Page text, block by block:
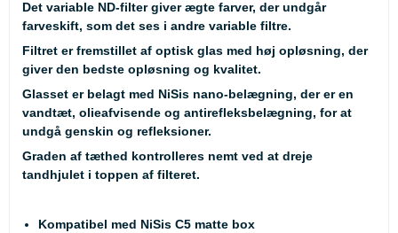
Det variable ND-filter giver ægte farver, der undgår
farveskift, som det ses i andre variable filtre.
Filtret er fremstillet af optisk glas med høj opløsning, der
giver den bedste opløsning og kvalitet.
Glasset er belagt med NiSis nano-belægning, der er en
vandtæt, olieafvisende og antirefleksbelægning, for at
undgå genskin og refleksioner.
Graden af tæthed kontrolleres nemt ved at dreje
tandhjulet i toppen af filteret.
Kompatibel med NiSis C5 matte box